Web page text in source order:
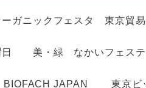
ガニックフェスタ 東京貿
日 美・緑 なかいフェステ
BIOFACH JAPAN 東京